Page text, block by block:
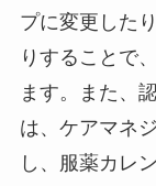
プに変更した
りすることで
ます。また、
は、ケアマネ
し、服薬カレ